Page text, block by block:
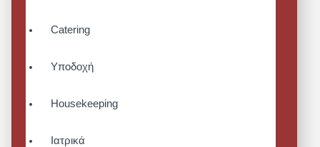
Catering
Υποδοχή
Housekeeping
Ιατρικά